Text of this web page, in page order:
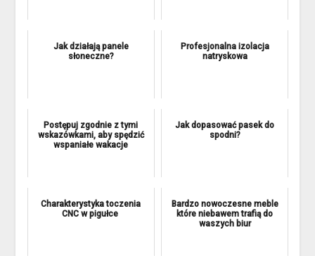
Jak działają panele
słoneczne?
Profesjonalna izolacja
natryskowa
Postępuj zgodnie z tymi
wskazówkami, aby spędzić
wspaniałe wakacje
Jak dopasować pasek do
spodni?
Charakterystyka toczenia
CNC w pigułce
Bardzo nowoczesne meble
które niebawem trafią do
waszych biur